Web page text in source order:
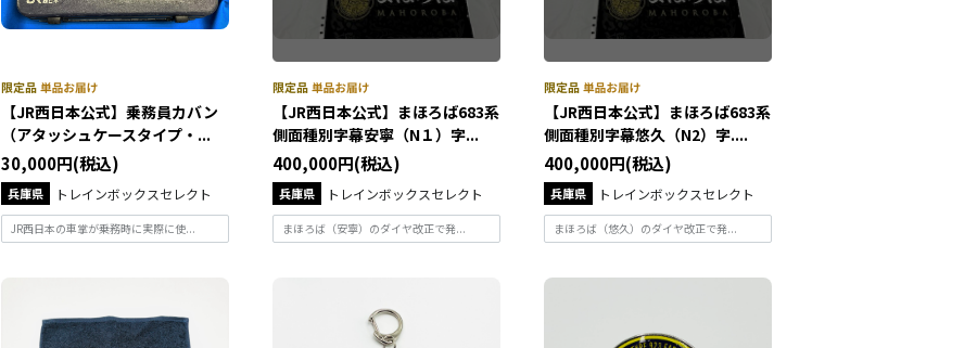
【JR西日本公式】乗務員カバン
（アタッシュケースタイプ・...
30,000円(税込)
兵庫県 トレインボックスセレクト
JR西日本の車掌が乗務時に実際に使...
【JR西日本公式】まほろば683系
側面種別字幕安寧（N１）字...
400,000円(税込)
兵庫県 トレインボックスセレクト
まほろば（安寧）のダイヤ改正で発...
【JR西日本公式】まほろば683系
側面種別字幕悠久（N2）字....
400,000円(税込)
兵庫県 トレインボックスセレクト
まほろば（悠久）のダイヤ改正で発...